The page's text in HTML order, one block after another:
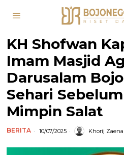
KH Shofwan
Imam Masjid
Darusalam
Sehari
Mimpin Salat
BERITA 10/07/2025 Khorij